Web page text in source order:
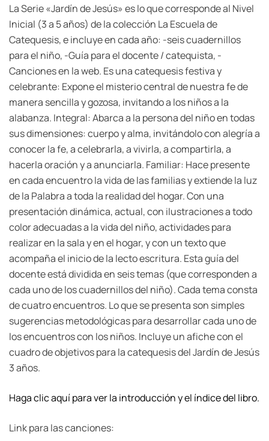
La Serie «Jardín de Jesús» es lo que corresponde al Nivel
Inicial (3 a 5 años) de la colección La Escuela de
Catequesis, e incluye en cada año: -seis cuadernillos
para el niño, -Guía para el docente / catequista, -
Canciones en la web. Es una catequesis festiva y
celebrante: Expone el misterio central de nuestra fe de
manera sencilla y gozosa, invitando a los niños a la
alabanza. Integral: Abarca a la persona del niño en todas
sus dimensiones: cuerpo y alma, invitándolo con alegría a
conocer la fe, a celebrarla, a vivirla, a compartirla, a
hacerla oración y a anunciarla. Familiar: Hace presente
en cada encuentro la vida de las familias y extiende la luz
de la Palabra a toda la realidad del hogar. Con una
presentación dinámica, actual, con ilustraciones a todo
color adecuadas a la vida del niño, actividades para
realizar en la sala y en el hogar, y con un texto que
acompaña el inicio de la lecto escritura. Esta guía del
docente está dividida en seis temas (que corresponden a
cada uno de los cuadernillos del niño). Cada tema consta
de cuatro encuentros. Lo que se presenta son simples
sugerencias metodológicas para desarrollar cada uno de
los encuentros con los niños. Incluye un afiche con el
cuadro de objetivos para la catequesis del Jardín de Jesús
3 años.
Haga clic aquí para ver la introducción y el índice del libro.
Link para las canciones: